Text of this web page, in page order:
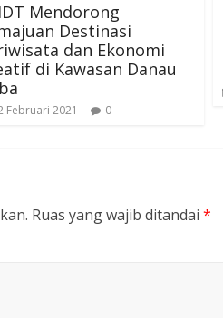
Mendorong
Destinasi
dan Ekonomi
di Kawasan Danau
Februari 2021 0
Ruas yang wajib ditandai *